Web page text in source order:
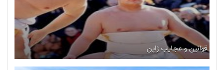
قوانین و عجایب ژاپن